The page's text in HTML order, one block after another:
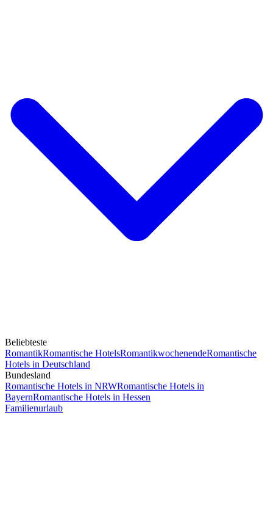
Beliebteste
RomantikRomantische HotelsRomantikwochenendeRomantische
Hotels in Deutschland
Bundesland
Romantische Hotels in NRWRomantische Hotels in
BayernRomantische Hotels in Hessen
Familienurlaub